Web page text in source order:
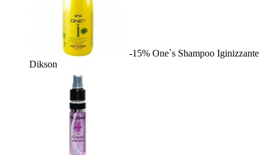
-15% One`s Shampoo Iginizzante
Dikson